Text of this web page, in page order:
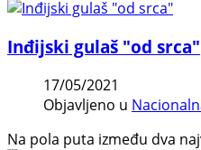
Inđijski gulaš "od srca"
17/05/2021
Objavljeno u
Na pola puta između dva